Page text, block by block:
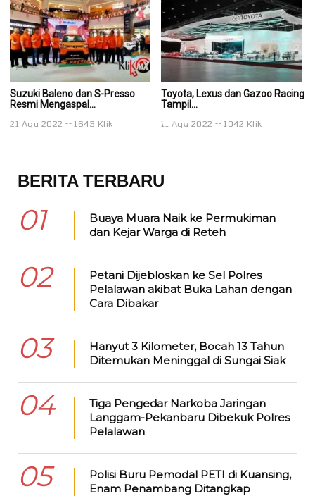
Suzuki Baleno dan S-Presso
Resmi Mengaspal...
21 Agu 2022 1643 Klik
Toyota, Lexus dan Gazoo Racing
Tampil...
11 Agu 2022 1042 Klik
BERITA TERBARU
01
Buaya Muara Naik ke Permukiman
dan Kejar Warga di Reteh
02
Petani Dijebloskan ke Sel Polres
Pelalawan akibat Buka Lahan dengan
Cara Dibakar
03
Hanyut 3 Kilometer, Bocah 13 Tahun
Ditemukan Meninggal di Sungai Siak
04
Tiga Pengedar Narkoba Jaringan
Langgam-Pekanbaru Dibekuk Polres
Pelalawan
05
Polisi Buru Pemodal PETI di Kuansing,
Enam Penambang Ditangkap